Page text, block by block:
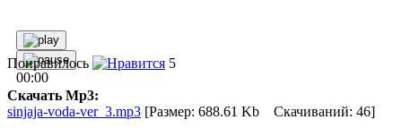
00:00
Понравилось 5
Скачать Mp3:
sinjaja-voda-ver_3.mp3 [Размер: 688.61 Kb Скачиваний: 46]